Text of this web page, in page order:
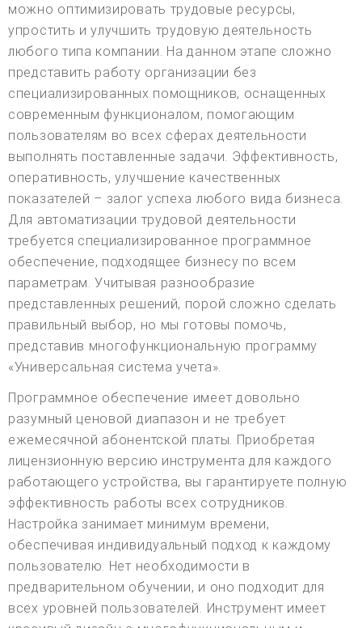
можно оптимизировать трудовые ресурсы,
упростить и улучшить трудовую деятельность
любого типа компании. На данном этапе сложно
представить работу организации без
специализированных помощников, оснащенных
современным функционалом, помогающим
пользователям во всех сферах деятельности
выполнять поставленные задачи. Эффективность,
оперативность, улучшение качественных
показателей – залог успеха любого вида бизнеса.
Для автоматизации трудовой деятельности
требуется специализированное программное
обеспечение, подходящее бизнесу по всем
параметрам. Учитывая разнообразие
представленных решений, порой сложно сделать
правильный выбор, но мы готовы помочь,
представив многофункциональную программу
«Универсальная система учета».
Программное обеспечение имеет довольно
разумный ценовой диапазон и не требует
ежемесячной абонентской платы. Приобретая
лицензионную версию инструмента для каждого
работающего устройства, вы гарантируете полную
эффективность работы всех сотрудников.
Настройка занимает минимум времени,
обеспечивая индивидуальный подход к каждому
пользователю. Нет необходимости в
предварительном обучении, и оно подходит для
всех уровней пользователей. Инструмент имеет